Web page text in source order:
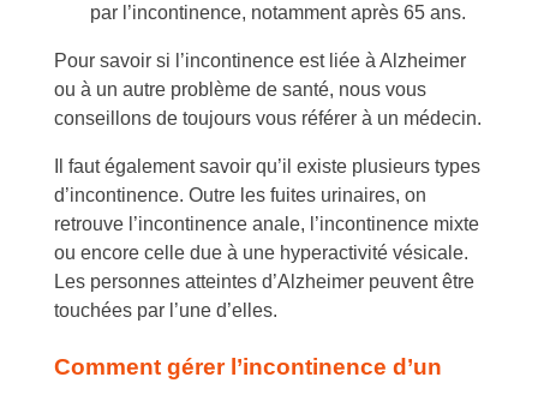
par l’incontinence, notamment après 65 ans.
Pour savoir si l’incontinence est liée à Alzheimer
ou à un autre problème de santé, nous vous
conseillons de toujours vous référer à un médecin.
Il faut également savoir qu’il existe plusieurs types
d’incontinence. Outre les fuites urinaires, on
retrouve l’incontinence anale, l’incontinence mixte
ou encore celle due à une hyperactivité vésicale.
Les personnes atteintes d’Alzheimer peuvent être
touchées par l’une d’elles.
Comment gérer l’incontinence d’un